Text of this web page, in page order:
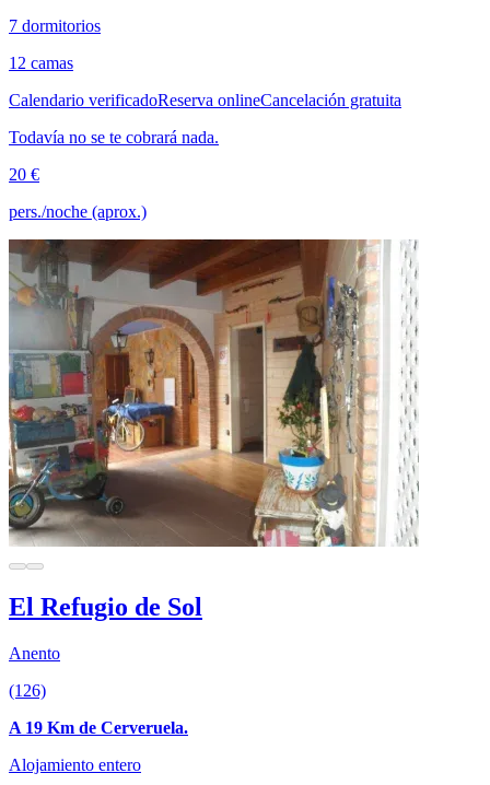
7 dormitorios
12 camas
Calendario verificadoReserva onlineCancelación gratuita
Todavía no se te cobrará nada.
20 €
pers./noche (aprox.)
El Refugio de Sol
Anento
(126)
A 19 Km de Cerveruela.
Alojamiento entero